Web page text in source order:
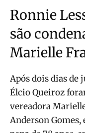
Ronnie
são
Marielle
Após dois dias de
Élcio Queiroz
vereadora
Anderson Gomes,